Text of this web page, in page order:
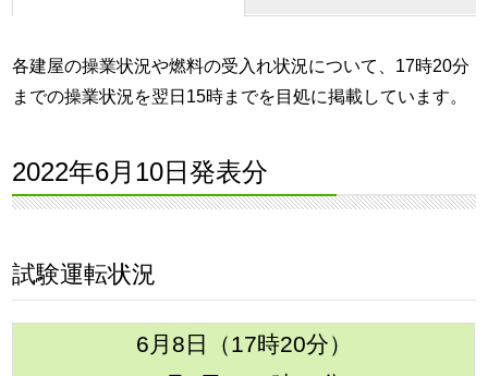
各建屋の操業状況や燃料の受入れ状況について、17時20分
までの操業状況を翌日15時までを目処に掲載しています。
2022年6月10日発表分
試験運転状況
6月8日（17時20分）